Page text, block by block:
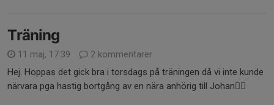
Träning
11 maj, 17:39
2 kommentarer
Hej. Hoppas det gick bra i torsdags på träningen då vi inte kunde
närvara pga hastig bortgång av en nära anhörig till Johan👎🏼